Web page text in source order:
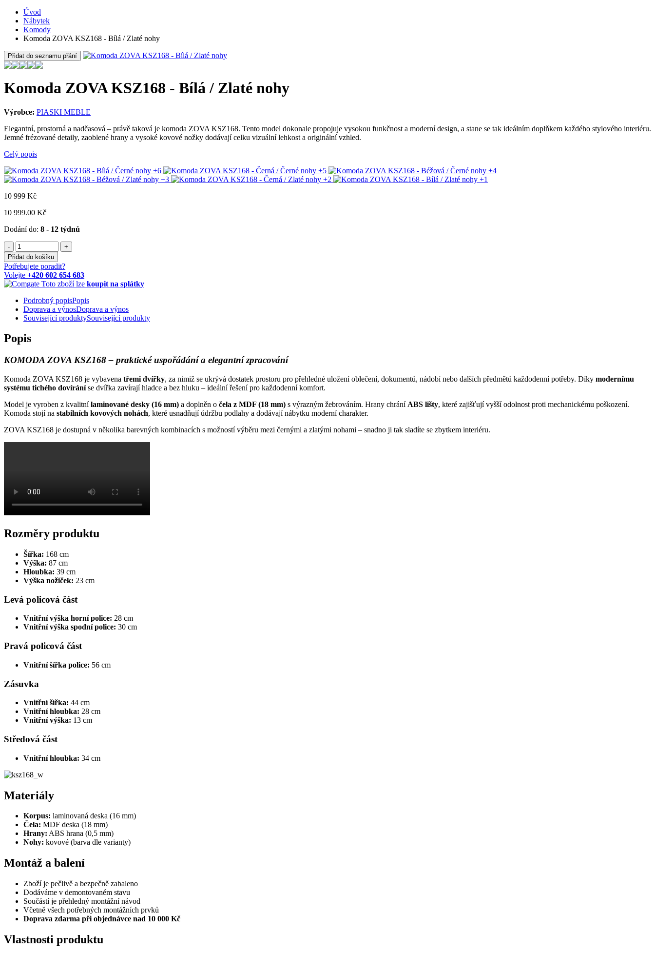
Úvod
Nábytek
Komody
Komoda ZOVA KSZ168 - Bílá / Zlaté nohy
Přidat do seznamu přání
Komoda ZOVA KSZ168 - Bílá / Zlaté nohy
Výrobce: PIASKI MEBLE
Elegantní, prostorná a nadčasová – právě taková je komoda ZOVA KSZ168. Tento model dokonale propojuje vysokou funkčnost a moderní design, a stane se tak ideálním doplňkem každého stylového interiéru.
Jemné frézované detaily, zaoblené hrany a vysoké kovové nožky dodávají celku vizuální lehkost a originální vzhled.
Celý popis
+6
+5
+4
+3
+2
+1
10 999 Kč
10 999.00 Kč
Dodání do: 8 - 12 týdnů
-
+
Přidat do košíku
Potřebujete poradit?
Volejte +420 602 654 683
Toto zboží lze koupit na splátky
Podrobný popisPopis
Doprava a výnosDoprava a výnos
Související produktySouvisející produkty
Popis
KOMODA ZOVA KSZ168 – praktické uspořádání a elegantní zpracování
Komoda ZOVA KSZ168 je vybavena třemi dvířky, za nimiž se ukrývá dostatek prostoru pro přehledné uložení oblečení, dokumentů, nádobí nebo dalších předmětů každodenní potřeby. Díky modernímu
systému tichého dovíráníse dvířka zavírají hladce a bez hluku – ideální řešení pro každodenní komfort.
Model je vyroben z kvalitnílaminované desky (16 mm) a doplněn o čela z MDF (18 mm) s výrazným žebrováním. Hrany chrání ABS lišty, které zajišťují vyšší odolnost proti mechanickému poškození.
Komoda stojí na stabilních kovových nohách, které usnadňují údržbu podlahy a dodávají nábytku moderní charakter.
ZOVA KSZ168 je dostupná v několika barevných kombinacích s možností výběru mezi černými a zlatými nohami – snadno ji tak sladíte se zbytkem interiéru.
Rozměry produktu
Šířka: 168 cm
Výška: 87 cm
Hloubka: 39 cm
Výška nožiček: 23 cm
Levá policová část
Vnitřní výška horní police: 28 cm
Vnitřní výška spodní police: 30 cm
Pravá policová část
Vnitřní šířka police: 56 cm
Zásuvka
Vnitřní šířka: 44 cm
Vnitřní hloubka: 28 cm
Vnitřní výška: 13 cm
Středová část
Vnitřní hloubka: 34 cm
Materiály
Korpus: laminovaná deska (16 mm)
Čela: MDF deska (18 mm)
Hrany: ABS hrana (0,5 mm)
Nohy: kovové (barva dle varianty)
Montáž a balení
Zboží je pečlivě a bezpečně zabaleno
Dodáváme v demontovaném stavu
Součástí je přehledný montážní návod
Včetně všech potřebných montážních prvků
Doprava zdarma při objednávce nad 10 000 Kč
Vlastnosti produktu